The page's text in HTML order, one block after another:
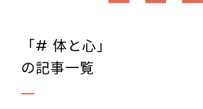
「# 体と心」
の記事一覧